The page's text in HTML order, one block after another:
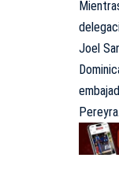
Joel
Pereyra.